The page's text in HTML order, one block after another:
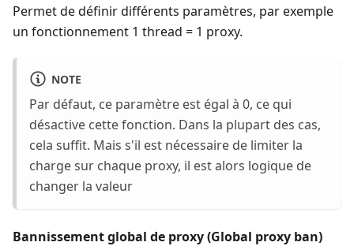
Permet de définir différents paramètres, par exemple
un fonctionnement 1 thread = 1 proxy.
NOTE
Par défaut, ce paramètre est égal à 0, ce qui
désactive cette fonction. Dans la plupart des cas,
cela suffit. Mais s'il est nécessaire de limiter la
charge sur chaque proxy, il est alors logique de
changer la valeur
Bannissement global de proxy (Global proxy ban)